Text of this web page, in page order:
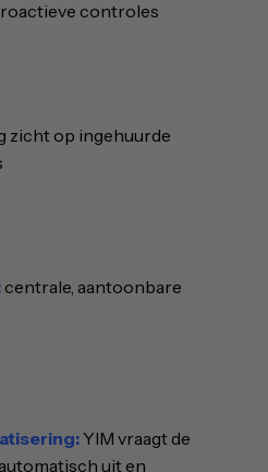
controles
zicht op ingehuurde
centrale, aantoonbare
YIM vraagt de
uit en